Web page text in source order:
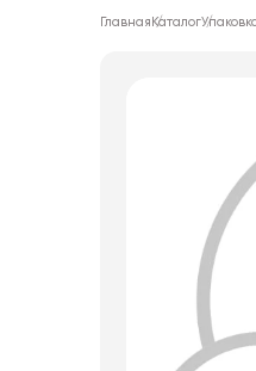
Декор для дома
Товары для
Пакеты для
Главная Каталог